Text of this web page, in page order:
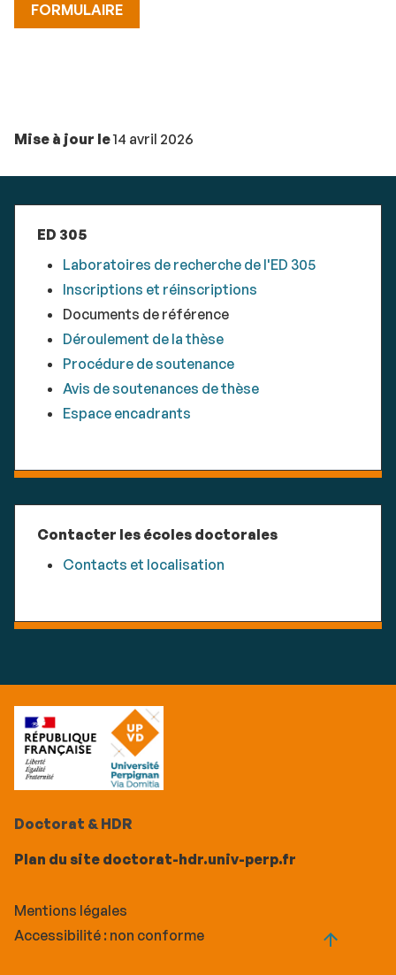
FORMULAIRE
Mise à jour le14 avril 2026
ED 305
Laboratoires de recherche de l'ED 305
Inscriptions et réinscriptions
Documents de référence
Déroulement de la thèse
Procédure de soutenance
Avis de soutenances de thèse
Espace encadrants
Contacter les écoles doctorales
Contacts et localisation
Doctorat & HDR
Plan du site doctorat-hdr.univ-perp.fr
Mentions légales
Accessibilité : non conforme